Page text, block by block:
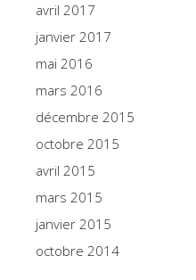
avril 2017
janvier 2017
mai 2016
mars 2016
décembre 2015
octobre 2015
avril 2015
mars 2015
janvier 2015
octobre 2014